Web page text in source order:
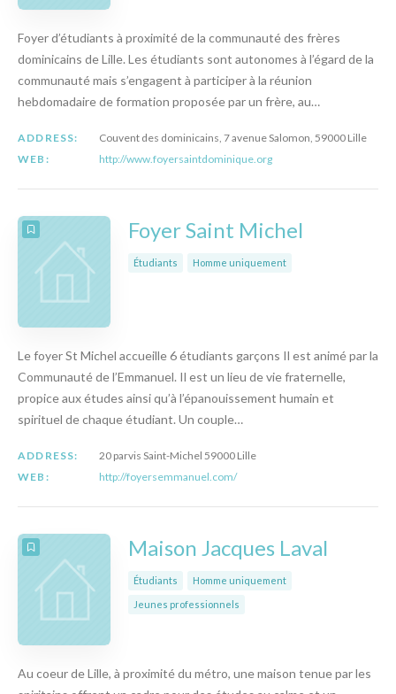
Foyer d’étudiants à proximité de la communauté des frères
dominicains de Lille. Les étudiants sont autonomes à l’égard de la
communauté mais s’engagent à participer à la réunion
hebdomadaire de formation proposée par un frère, au…
ADDRESS:
Couvent des dominicains, 7 avenue Salomon, 59000 Lille
WEB:
http://www.foyersaintdominique.org
Foyer Saint Michel
Étudiants Homme uniquement
Le foyer St Michel accueille 6 étudiants garçons Il est animé par la
Communauté de l’Emmanuel. Il est un lieu de vie fraternelle,
propice aux études ainsi qu’à l’épanouissement humain et
spirituel de chaque étudiant. Un couple…
ADDRESS:
20 parvis Saint-Michel 59000 Lille
WEB:
http://foyersemmanuel.com/
Maison Jacques Laval
Étudiants Homme uniquement
Jeunes professionnels
Au coeur de Lille, à proximité du métro, une maison tenue par les